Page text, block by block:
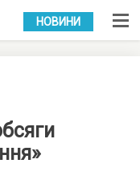
УКР РУС
НОВИНИ